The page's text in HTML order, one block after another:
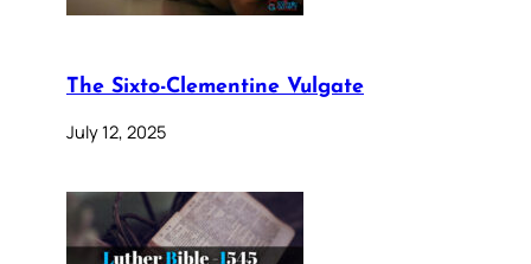
The Sixto-Clementine Vulgate
July 12, 2025